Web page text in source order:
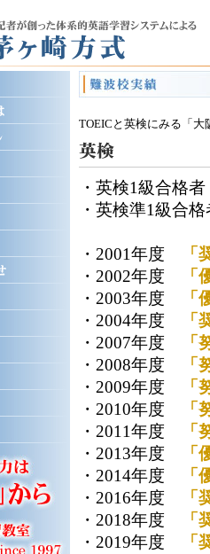
TOEICと英検にみる「
・英検1級合格
・英検準1級合
・2001年度
「
・2002年度
「
・2003年度
「
・2004年度
「
・2007年度
「
・2008年度
「
・2009年度
「
・2010年度
「
・2011年度
「
・2013年度
「
・2014年度
「
・2016年度
「
・2018年度
「
・2019年度
「